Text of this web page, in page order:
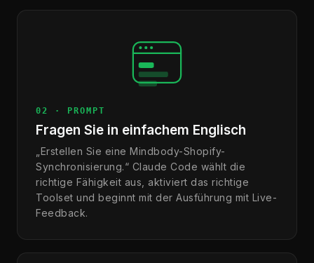
02 · PROMPT
Fragen Sie in einfachem Englisch
„Erstellen Sie eine Mindbody-Shopify-
Synchronisierung.“ Claude Code wählt die
richtige Fähigkeit aus, aktiviert das richtige
Toolset und beginnt mit der Ausführung mit Live-
Feedback.